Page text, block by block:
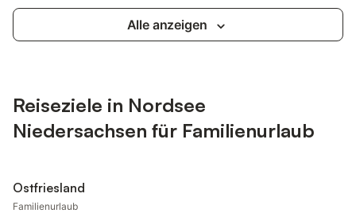
Alle anzeigen
Reiseziele in Nordsee
Niedersachsen für Familienurlaub
Ostfriesland
Familienurlaub